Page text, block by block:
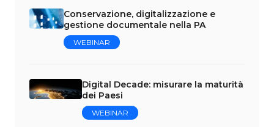
Conservazione, digitalizzazione e
gestione documentale nella PA
WEBINAR
Digital Decade: misurare la maturità
dei Paesi
WEBINAR